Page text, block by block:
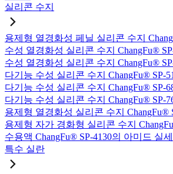
실리콘 수지
용제형 열경화성 페닐 실리콘 수지
수성 열경화성 실리콘 수지 ChangFu®
수성 열경화성 실리콘 수지 ChangFu®
다기능 수성 실리콘 수지 ChangFu® SP-
다기능 수성 실리콘 수지 ChangFu® SP-
다기능 수성 실리콘 수지 ChangFu® SP-
용제형 열경화성 실리콘 수지 ChangFu®
용제형 자가 경화형 실리콘 수지
수용액 ChangFu® SP-4130의 아미드 실
특수 실란